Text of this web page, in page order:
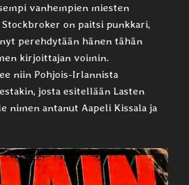
vanhempien miesten
on paitsi punkkari,
perehdytään hänen tähän
kirjoittajan voimin.
niin Pohjois-Irlannista
josta esitellään Lasten
nimen antanut Aapeli Kissala ja